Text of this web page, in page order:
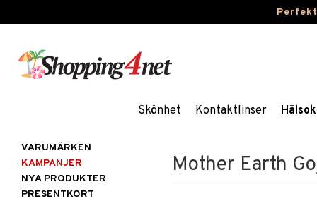
Skönhet Kontaktlinser
Mother Earth
VARUMÄRKEN
KAMPANJER
NYA PRODUKTER
PRESENTKORT